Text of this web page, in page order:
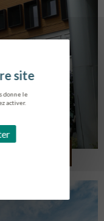
donne le
activer.